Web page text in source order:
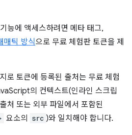
능에 액세스하려면 메타 태그,
매틱 방식으로 무료 체험판 토큰을 제
로 토큰에 등록된 출처는 무료 체험
의 컨텍스트(인라인 스크립
처 또는 외부 파일에서 포함된
요소의 src )와 일치해야 합니다.